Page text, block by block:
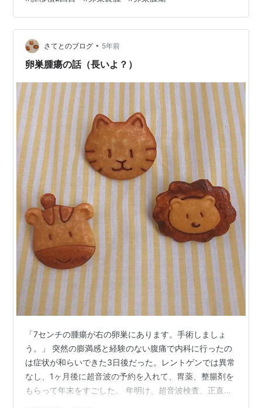
さてとのブログ • 5年前
卵巣腫瘍の話（長いよ？）
「7センチの腫瘍が右の卵巣にあります。手術しましょ
う。」 突然の膨満感と経験のない腹痛で内科に行ったの
は症状が和らいできた3日後だった。レントゲンでは異常
なし、1ヶ月後に超音波の予約を入れて、胃薬、整腸剤を
もらって年末をすごした。 年明け、超音波検査、正直も